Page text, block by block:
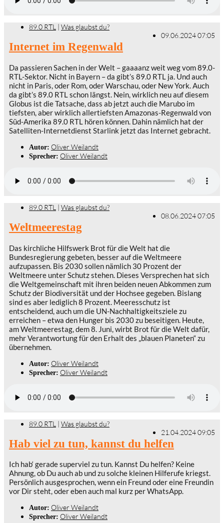
89.0 RTL | Was glaubst du?
09.06.2024 07:05
Internet im Regenwald
Da passieren Sachen in der Welt – gaaaanz weit weg vom 89.0-
RTL-Sektor. Nicht in Bayern – da gibt’s 89.0 RTL ja. Und auch
nicht in Paris, oder Rom, oder Warschau, oder New York. Auch
da gibt’s 89.0 RTL schon längst. Nein, wirklich neu auf diesem
Globus ist die Tatsache, dass ab jetzt auch die Marubo im
tiefsten, aber wirklich allertiefsten Amazonas-Regenwald von
Süd-Amerika 89.0 RTL hören können. Dahin nämlich hat der
Satelliten-Internetdienst Starlink jetzt das Internet gebracht.
Autor: Oliver Weilandt
Sprecher: Oliver Weilandt
89.0 RTL | Was glaubst du?
08.06.2024 07:05
Weltmeerestag
Das kirchliche Hilfswerk Brot für die Welt hat die
Bundesregierung gebeten, besser auf die Weltmeere
aufzupassen. Bis 2030 sollen nämlich 30 Prozent der
Weltmeere unter Schutz stehen. Dieses Versprechen hat sich
die Weltgemeinschaft mit ihren beiden neuen Abkommen zum
Schutz der Biodiversität und der Hochsee gegeben. Bislang
sind es aber lediglich 8 Prozent. Meeresschutz ist
entscheidend, auch um die UN-Nachhaltigkeitsziele zu
erreichen – etwa den Hunger bis 2030 zu beseitigen. Heute,
am Weltmeerestag, dem 8. Juni, wirbt Brot für die Welt dafür,
mehr Verantwortung für den Erhalt des „blauen Planeten“ zu
übernehmen.
Autor: Oliver Weilandt
Sprecher: Oliver Weilandt
89.0 RTL | Was glaubst du?
21.04.2024 09:05
Hab viel zu tun, kannst du helfen
Ich hab‘ gerade superviel zu tun. Kannst Du helfen? Keine
Ahnung, ob Du auch ab und zu solche kleinen Hilferufe kriegst.
Persönlich ausgesprochen, wenn ein Freund oder eine Freundin
vor Dir steht, oder eben auch mal kurz per WhatsApp.
Autor: Oliver Weilandt
Sprecher: Oliver Weilandt